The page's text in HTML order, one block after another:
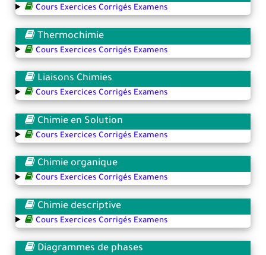
Cours Exercices Corrigés Examens
Thermochimie
Cours Exercices Corrigés Examens
Liaisons Chimies
Cours Exercices Corrigés Examens
Chimie en Solution
Cours Exercices Corrigés Examens
Chimie organique
Cours Exercices Corrigés Examens
Chimie descriptive
Cours Exercices Corrigés Examens
Diagrammes de phases